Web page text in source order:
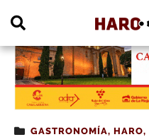
GASTRONOMÍA, HARO,